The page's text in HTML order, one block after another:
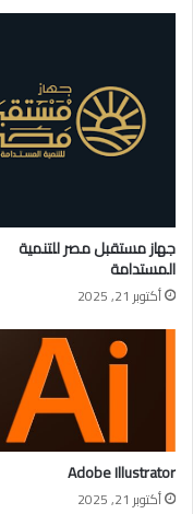
جهاز مستقبل مصر للتنمية
المستدامة
أكتوبر 21, 2025
Adobe Illustrator
أكتوبر 21, 2025